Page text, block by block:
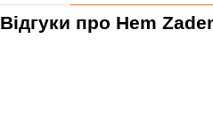
Відгуки про Hem